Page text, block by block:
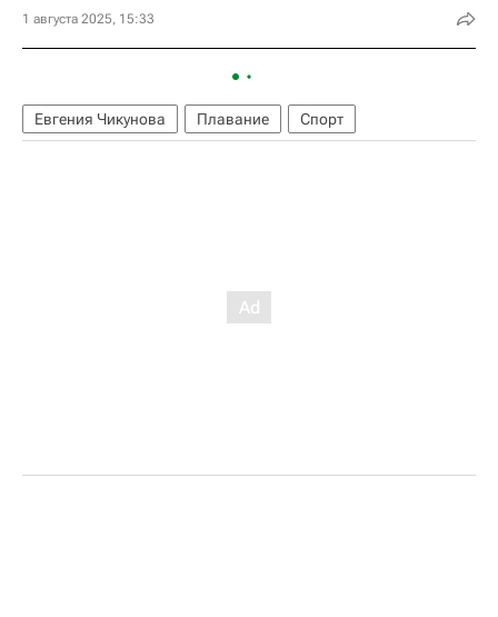
1 августа 2025, 15:33
Евгения Чикунова Плавание Спорт